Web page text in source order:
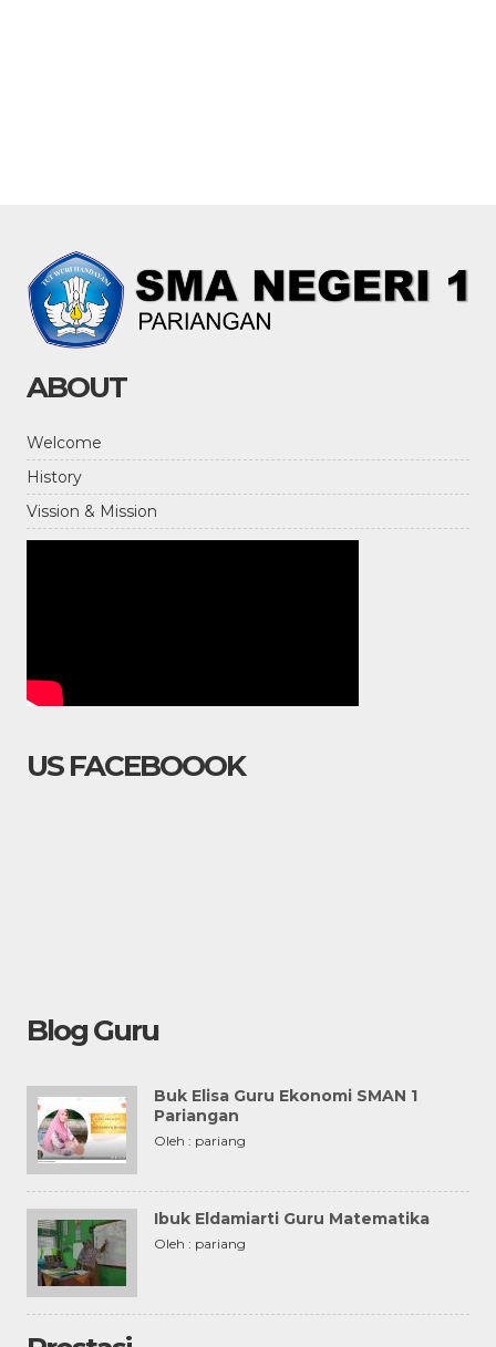
ABOUT
Welcome
History
Vission & Mission
US FACEBOOOK
Blog Guru
Buk Elisa Guru Ekonomi SMAN 1
Pariangan
Oleh : pariang
Ibuk Eldamiarti Guru Matematika
Oleh : pariang